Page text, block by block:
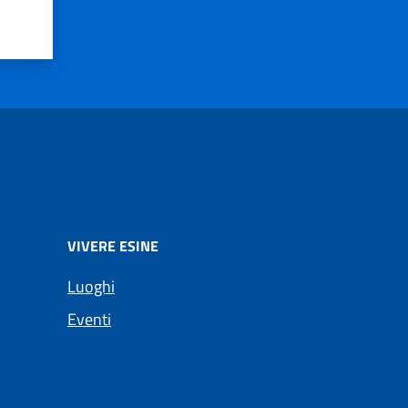
VIVERE ESINE
Luoghi
Eventi